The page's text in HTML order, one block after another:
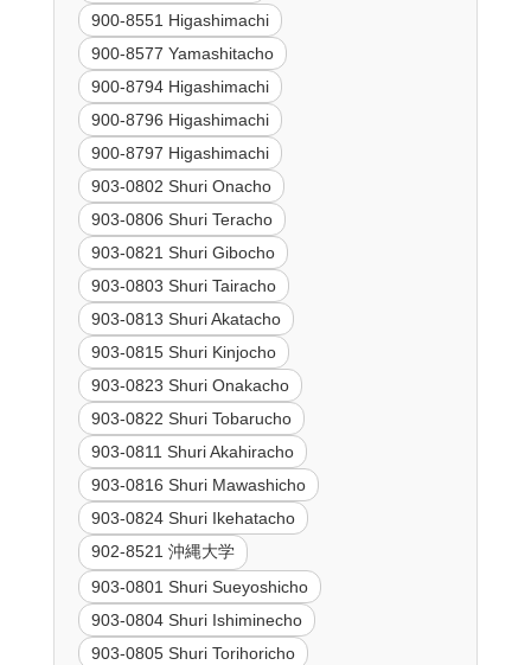
900-8551 Higashimachi
900-8577 Yamashitacho
900-8794 Higashimachi
900-8796 Higashimachi
900-8797 Higashimachi
903-0802 Shuri Onacho
903-0806 Shuri Teracho
903-0821 Shuri Gibocho
903-0803 Shuri Tairacho
903-0813 Shuri Akatacho
903-0815 Shuri Kinjocho
903-0823 Shuri Onakacho
903-0822 Shuri Tobarucho
903-0811 Shuri Akahiracho
903-0816 Shuri Mawashicho
903-0824 Shuri Ikehatacho
902-8521 沖縄大学
903-0801 Shuri Sueyoshicho
903-0804 Shuri Ishiminecho
903-0805 Shuri Torihoricho